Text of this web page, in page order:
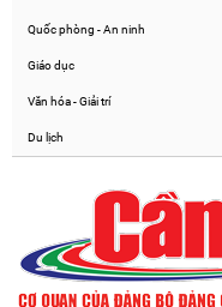
Quốc phòng - An ninh
Giáo dục
Văn hóa - Giải trí
Du lịch